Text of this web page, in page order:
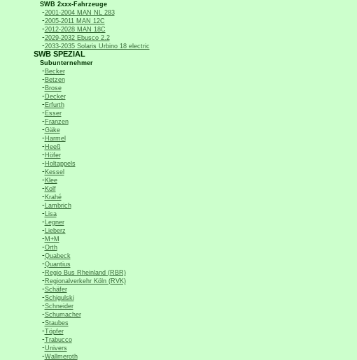
SWB 2xxx-Fahrzeuge
-2001-2004 MAN NL 283
-2005-2011 MAN 12C
-2012-2028 MAN 18C
-2029-2032 Ebusco 2.2
-2033-2035 Solaris Urbino 18 electric
SWB SPEZIAL
Subunternehmer
-Becker
-Betzen
-Brose
-Decker
-Erfurth
-Esser
-Franzen
-Gäke
-Harmel
-Heeß
-Höfer
-Holtappels
-Kessel
-Klee
-Kolf
-Krahé
-Lambrich
-Lisa
-Legner
-Lieberz
-M+M
-Orth
-Quabeck
-Quantius
-Regio Bus Rheinland (RBR)
-Regionalverkehr Köln (RVK)
-Schäfer
-Schigulski
-Schneider
-Schumacher
-Staubes
-Töpfer
-Trabucco
-Univers
-Wallmeroth